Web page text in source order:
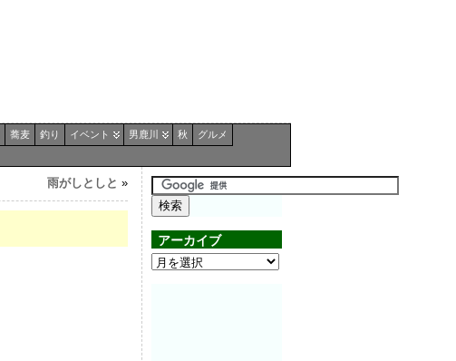
蕎麦 釣り イベント 男鹿川 秋
グルメ
雨がしとしと »
アーカイブ